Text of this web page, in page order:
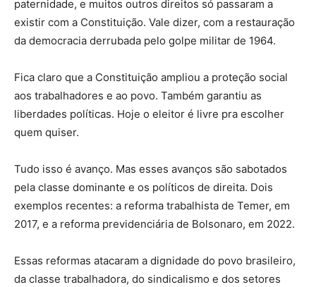
paternidade, e muitos outros direitos só passaram a
existir com a Constituição. Vale dizer, com a restauração
da democracia derrubada pelo golpe militar de 1964.
Fica claro que a Constituição ampliou a proteção social
aos trabalhadores e ao povo. Também garantiu as
liberdades políticas. Hoje o eleitor é livre pra escolher
quem quiser.
Tudo isso é avanço. Mas esses avanços são sabotados
pela classe dominante e os políticos de direita. Dois
exemplos recentes: a reforma trabalhista de Temer, em
2017, e a reforma previdenciária de Bolsonaro, em 2022.
Essas reformas atacaram a dignidade do povo brasileiro,
da classe trabalhadora, do sindicalismo e dos setores